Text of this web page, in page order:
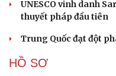
UNESCO vinh danh
thuyết pháp đầu tiên
Trung Quốc đạt đột
HỒ SƠ